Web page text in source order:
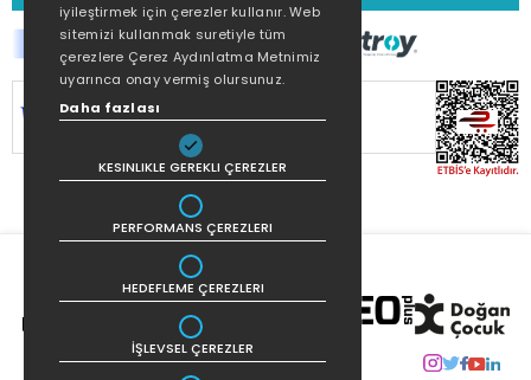
SİTEMİZ
KORUNMAKTADIR.
iyileştirmek için çerezler kullanır. Web
sitemizi kullanmak suretiyle tüm
çerezlere Çerez Aydınlatma Metnimiz
uyarınca onay vermiş olursunuz.
Daha fazlası
KESINLIKLE GEREKLI ÇEREZLER
PERFORMANS ÇEREZLERI
HEDEFLEME ÇEREZLERI
İŞLEVSEL ÇEREZLER